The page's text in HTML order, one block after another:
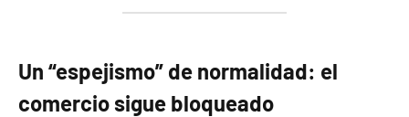
Un “espejismo” de normalidad: el
comercio sigue bloqueado